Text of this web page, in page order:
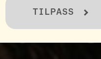
TILPASS